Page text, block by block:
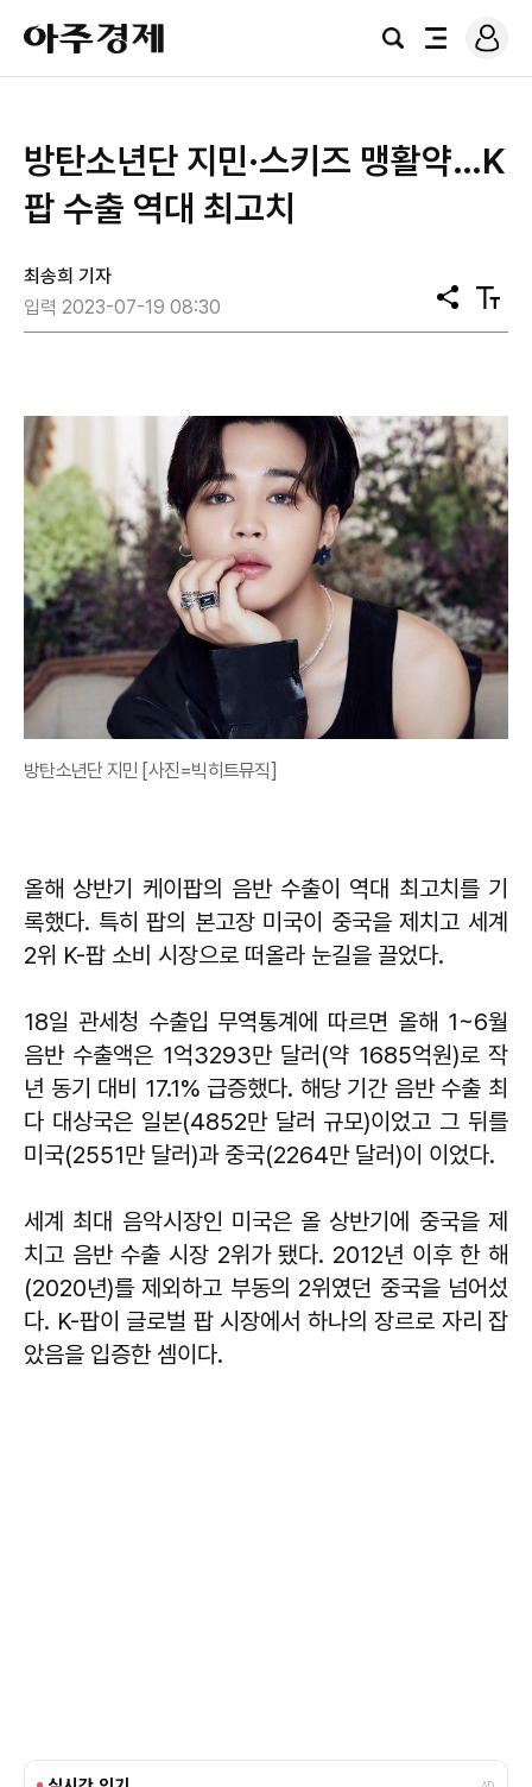
아
주
경
검
전
로
그
방탄소년단 지민·스키즈 맹활약…K
팝 수출 역대 최고치
최송희 기자
입력 2023-07-19 08:30
공
유
텍
스
방탄소년단 지민 [사진=빅히트뮤직]
올해 상반기 케이팝의 음반 수출이 역대 최고치를 기
록했다. 특히 팝의 본고장 미국이 중국을 제치고 세계
2위 K-팝 소비 시장으로 떠올라 눈길을 끌었다.
18일 관세청 수출입 무역통계에 따르면 올해 1~6월
음반 수출액은 1억3293만 달러(약 1685억원)로 작
년 동기 대비 17.1% 급증했다. 해당 기간 음반 수출 최
다 대상국은 일본(4852만 달러 규모)이었고 그 뒤를
미국(2551만 달러)과 중국(2264만 달러)이 이었다.
세계 최대 음악시장인 미국은 올 상반기에 중국을 제
치고 음반 수출 시장 2위가 됐다. 2012년 이후 한 해
(2020년)를 제외하고 부동의 2위였던 중국을 넘어섰
다. K-팝이 글로벌 팝 시장에서 하나의 장르로 자리 잡
았음을 입증한 셈이다.